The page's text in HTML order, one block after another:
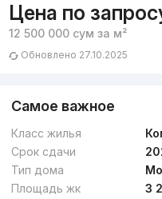
Цена по
12 500 000 сум за м²
Обновлено 27.10.2025
Самое важное
Класс жилья
Срок сдачи
Тип дома
Площадь жк
3